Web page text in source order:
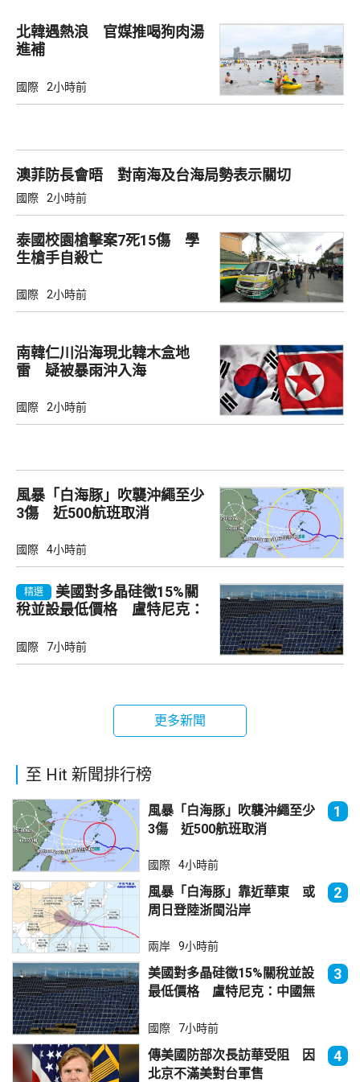
北韓遇熱浪 官媒推喝狗肉湯
進補
國際 2小時前
澳菲防長會晤 對南海及台海局勢表示關切
國際 2小時前
泰國校園槍擊案7死15傷 學
生槍手自殺亡
國際 2小時前
南韓仁川沿海現北韓木盒地
雷 疑被暴雨沖入海
國際 2小時前
風暴「白海豚」吹襲沖繩至少
3傷 近500航班取消
國際 4小時前
精選
美國對多晶硅徵15%關
稅並設最低價格 盧特尼克：
國際 7小時前
更多新聞
至 Hit 新聞排行榜
風暴「白海豚」吹襲沖繩至少
3傷 近500航班取消
1
國際 4小時前
風暴「白海豚」靠近華東 或
周日登陸浙閩沿岸
2
兩岸 9小時前
美國對多晶硅徵15%關稅並設
最低價格 盧特尼克：中國無
3
國際 7小時前
傳美國防部次長訪華受阻 因
北京不滿美對台軍售
4